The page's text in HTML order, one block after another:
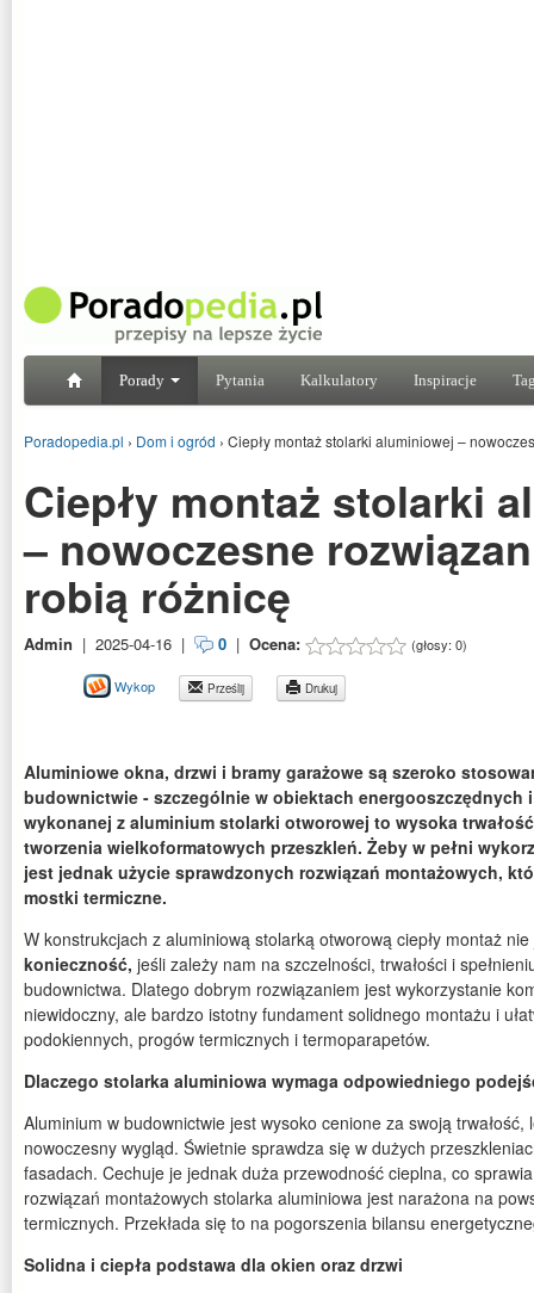
Porady Pytania Kalkulatory Inspiracje
Poradopedia.pl › Dom i ogród › Ciepły montaż stolarki aluminiowej –
Ciepły montaż stolarki
– nowoczesne
robią różnicę
Admin | 2025-04-16 | 0 | Ocena: (głosy: 0)
Wykop Prześlij Drukuj
Aluminiowe okna, drzwi i bramy garażowe są szeroko
budownictwie - szczególnie w obiektach energooszczędnych
wykonanej z aluminium stolarki otworowej to wysoka
tworzenia wielkoformatowych przeszkleń. Żeby w pełni
jest jednak użycie sprawdzonych rozwiązań montażowych,
mostki termiczne.
W konstrukcjach z aluminiową stolarką otworową ciepły montaż
konieczność, jeśli zależy nam na szczelności, trwałości i
budownictwa. Dlatego dobrym rozwiązaniem jest wykorzystanie
niewidoczny, ale bardzo istotny fundament solidnego montażu i
podokiennych, progów termicznych i termoparapetów.
Dlaczego stolarka aluminiowa wymaga odpowiedniego
Aluminium w budownictwie jest wysoko cenione za swoją trwałość,
nowoczesny wygląd. Świetnie sprawdza się w dużych
fasadach. Cechuje je jednak duża przewodność cieplna, co
rozwiązań montażowych stolarka aluminiowa jest narażona na
termicznych. Przekłada się to na pogorszenia bilansu
Solidna i ciepła podstawa dla okien oraz drzwi